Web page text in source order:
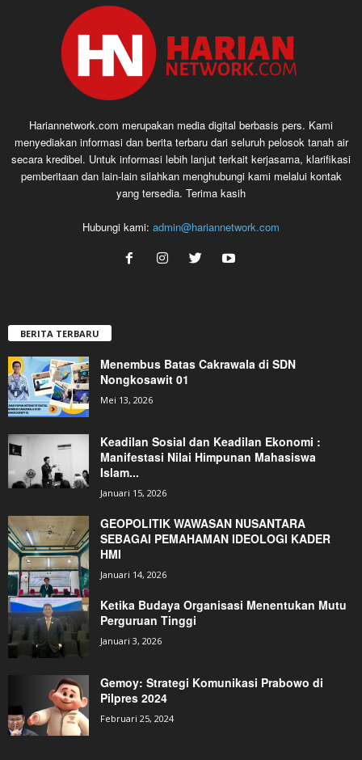
Hariannetwork.com merupakan media digital berbasis pers. Kami
menyediakan informasi dan berita terbaru dari seluruh pelosok tanah air
secara kredibel. Untuk informasi lebih lanjut terkait kerjasama, klarifikasi
pemberitaan dan lain-lain silahkan menghubungi kami melalui kontak
yang tersedia. Terima kasih
Hubungi kami: admin@hariannetwork.com
BERITA TERBARU
Menembus Batas Cakrawala di SDN
Nongkosawit 01
Mei 13, 2026
Keadilan Sosial dan Keadilan Ekonomi :
Manifestasi Nilai Himpunan Mahasiswa
Islam...
Januari 15, 2026
GEOPOLITIK WAWASAN NUSANTARA
SEBAGAI PEMAHAMAN IDEOLOGI KADER
HMI
Januari 14, 2026
Ketika Budaya Organisasi Menentukan Mutu
Perguruan Tinggi
Januari 3, 2026
Gemoy: Strategi Komunikasi Prabowo di
Pilpres 2024
Februari 25, 2024